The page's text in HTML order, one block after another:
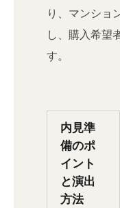
り、マンショ
し、購入希望
す。
内見準
備のポ
イント
と演出
方法